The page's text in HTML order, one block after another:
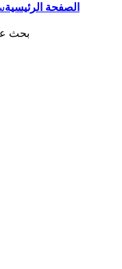
الصفحة الرئيسية
بحث